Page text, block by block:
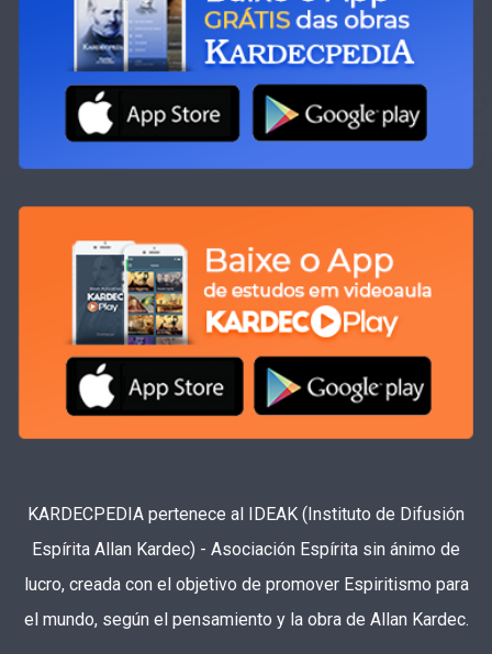
KARDECPEDIA pertenece al IDEAK (Instituto de Difusión
Espírita Allan Kardec) - Asociación Espírita sin ánimo de
lucro, creada con el objetivo de promover Espiritismo para
el mundo, según el pensamiento y la obra de Allan Kardec.